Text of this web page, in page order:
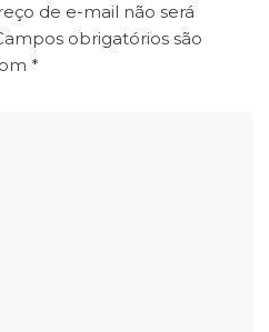
de e-mail não será
obrigatórios são
*